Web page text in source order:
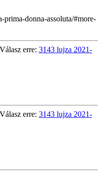
prima-donna-assoluta/#more-
erre: 3143 lujza 2021-
erre: 3143 lujza 2021-